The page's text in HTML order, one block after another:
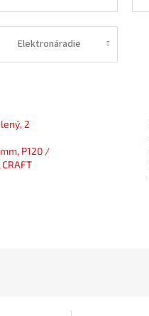
Elektronáradie
2
P120 /